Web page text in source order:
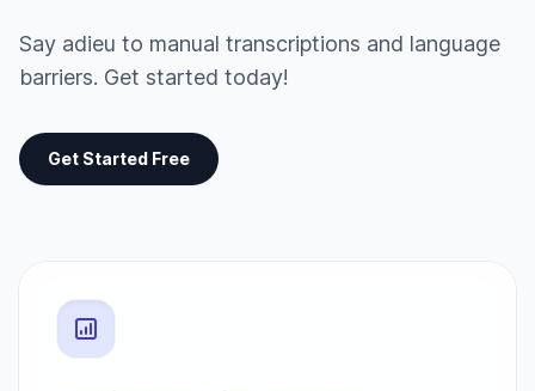
Say adieu to manual transcriptions and language
barriers. Get started today!
Get Started Free